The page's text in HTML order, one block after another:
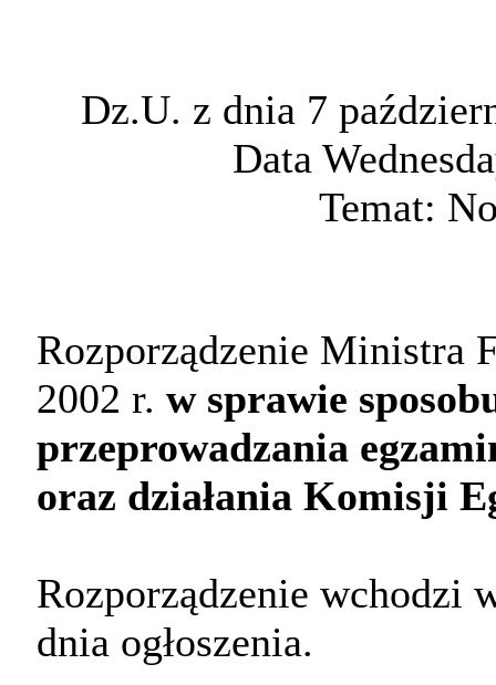
Dz.U. z dnia 7
Data
Temat:
Rozporządzenie Ministra
2002 r. w sprawie
przeprowadzania
oraz działania Komisji
Rozporządzenie wchodzi
dnia ogłoszenia.